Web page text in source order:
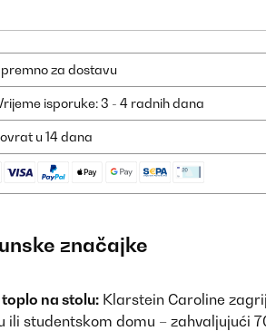
za dostavu
isporuke: 3 - 4 radnih dana
u 14 dana
značajke
na stolu: Klarstein Caroline
ili studentskom domu – zahvaljujući